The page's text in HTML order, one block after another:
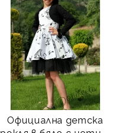
Официална детска